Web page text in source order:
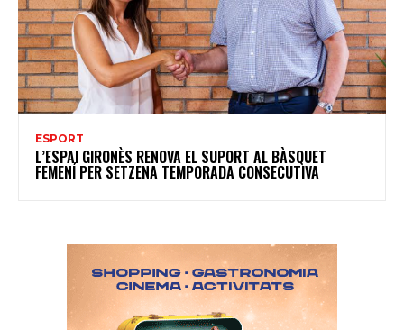
ESPORT
L’ESPAI GIRONÈS RENOVA EL SUPORT AL BÀSQUET
FEMENÍ PER SETZENA TEMPORADA CONSECUTIVA